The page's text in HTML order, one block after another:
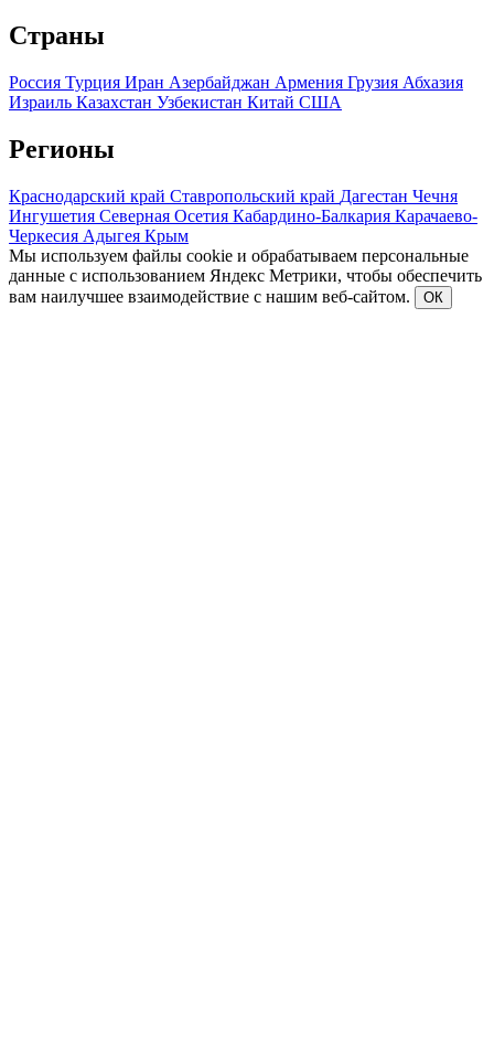
Страны
Россия Турция Иран Азербайджан Армения Грузия Абхазия
Израиль Казахстан Узбекистан Китай США
Регионы
Краснодарский край Ставропольский край Дагестан Чечня
Ингушетия Северная Осетия Кабардино-Балкария Карачаево-
Черкесия Адыгея Крым
Мы используем файлы cookie и обрабатываем персональные
данные с использованием Яндекс Метрики, чтобы обеспечить
вам наилучшее взаимодействие с нашим веб-сайтом.
ОК